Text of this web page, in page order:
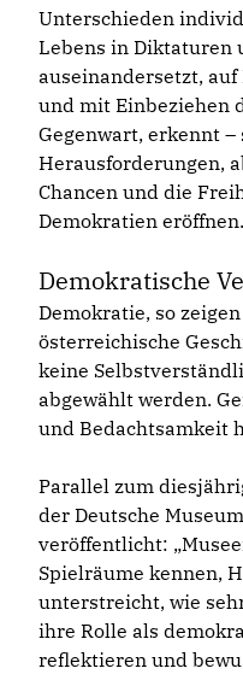
Unterschieden
Lebens in Diktaturen
auseinandersetzt,
und mit Einbeziehen
Gegenwart, erkennt
Herausforderungen,
Chancen und die
Demokratien eröffnen.
Demokratische
Demokratie, so
österreichische
keine
abgewählt werden.
und Bedachtsamkeit
Parallel zum
der Deutsche
veröffentlicht:
Spielräume kennen,
unterstreicht, wie
ihre Rolle als
reflektieren und